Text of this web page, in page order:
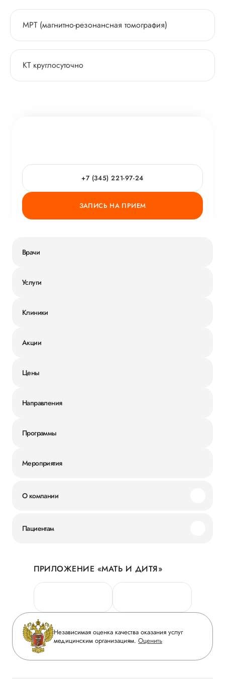
МРТ (магнитно-резонансная томография)
КТ круглосуточно
+7 (345) 221-97-24
ЗАПИСЬ НА ПРИЕМ
Врачи
Услуги
Клиники
Акции
Цены
Направления
Программы
Мероприятия
О компании
Новости
Руководство
Сотрудничество
Инвесторам
Журнал «Мать и дитя»
Вакансии
Медицинский туризм
Пациентам
Личный кабинет
Персональные данные
Горячая линия качества
Вопрос-ответ
Приложение пациента
Статьи
ПРИЛОЖЕНИЕ «МАТЬ И ДИТЯ»
Независимая оценка качества оказания услуг
медицинским организациям. Оценить